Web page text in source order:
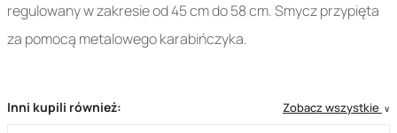
regulowany w zakresie od 45 cm do 58 cm. Smycz przypięta
za pomocą metalowego karabińczyka.
Inni kupili również: Zobacz wszystkie ∨